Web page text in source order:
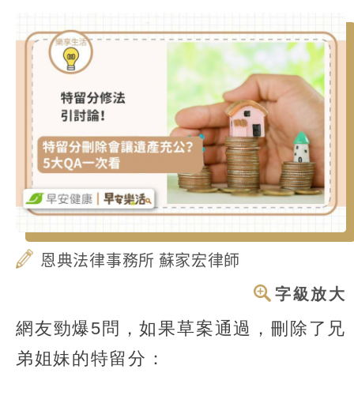
恩典法律事務所 蘇家宏律師
字級放大
網友勁爆5問，如果草案通過，刪除了兄
弟姐妹的特留分：